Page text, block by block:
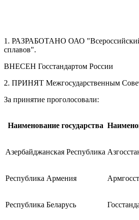
1. РАЗРАБОТАНО ОАО "Всероссийский
сплавов".
ВНЕСЕН Госстандартом России
2. ПРИНЯТ Межгосударственным
За принятие проголосовали:
Наименование государства
Азербайджанская Республика
Республика Армения
Республика Беларусь